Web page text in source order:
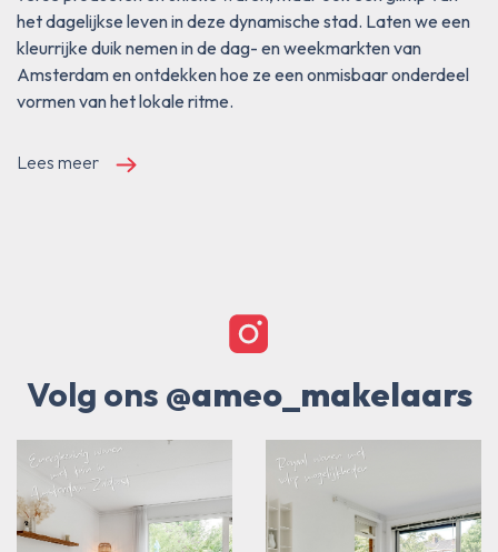
het dagelijkse leven in deze dynamische stad. Laten we een
kleurrijke duik nemen in de dag- en weekmarkten van
Amsterdam en ontdekken hoe ze een onmisbaar onderdeel
vormen van het lokale ritme.
Lees meer
Volg ons @ameo_makelaars